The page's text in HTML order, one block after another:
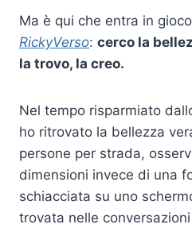
Ma è qui che entra in
RickyVerso: cerco la
la trovo, la creo.
Nel tempo risparmiato
ho ritrovato la bellezza
persone per strada,
dimensioni invece di una
schiacciata su uno
trovata nelle